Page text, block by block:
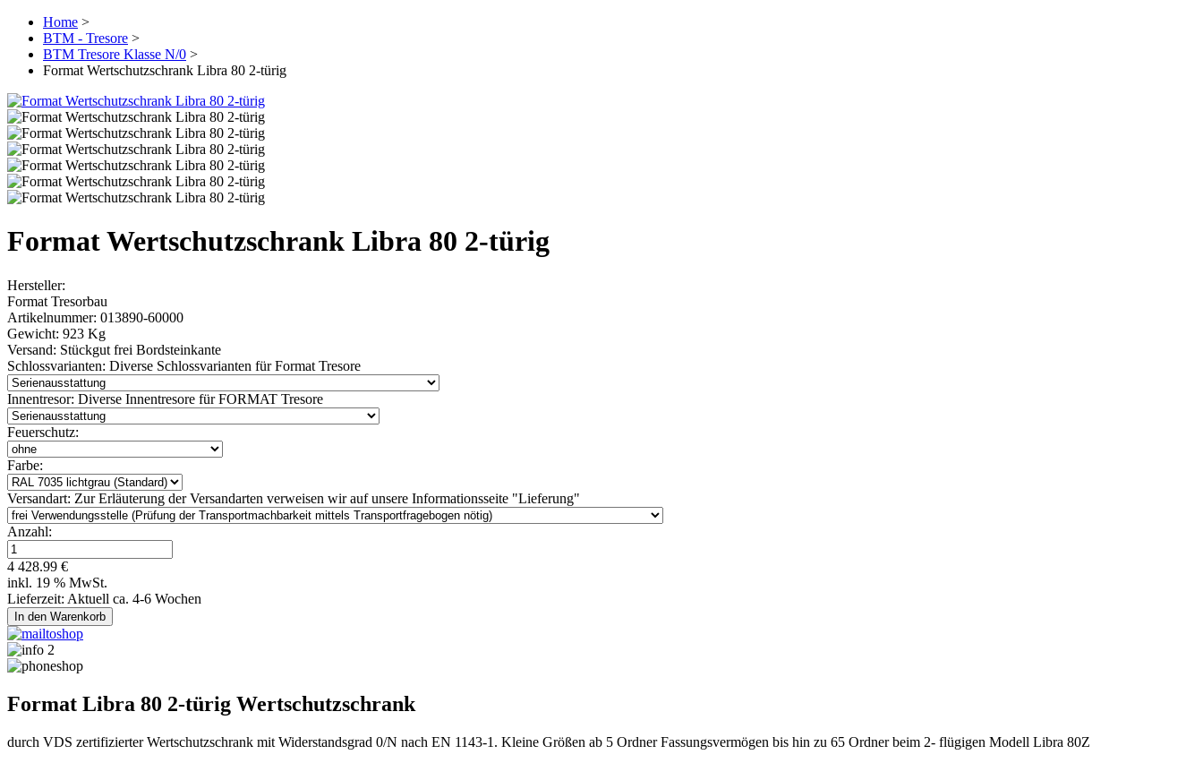
Home >
BTM - Tresore >
BTM Tresore Klasse N/0 >
Format Wertschutzschrank Libra 80 2-türig
Format Wertschutzschrank Libra 80 2-türig
Hersteller:
Format Tresorbau
Artikelnummer: 013890-60000
Gewicht: 923 Kg
Versand: Stückgut frei Bordsteinkante
Schlossvarianten: Diverse Schlossvarianten für Format Tresore
Innentresor: Diverse Innentresore für FORMAT Tresore
Feuerschutz:
Farbe:
Versandart: Zur Erläuterung der Versandarten verweisen wir auf unsere Informationsseite "Lieferung"
Anzahl:
4 428.99 €
inkl. 19 % MwSt.
Lieferzeit: Aktuell ca. 4-6 Wochen
Format Libra 80 2-türig Wertschutzschrank
durch VDS zertifizierter Wertschutzschrank mit Widerstandsgrad 0/N nach EN 1143-1. Kleine Größen ab 5 Ordner Fassungsvermögen bis hin zu 65 Ordner beim 2- flügigen Modell Libra 80Z